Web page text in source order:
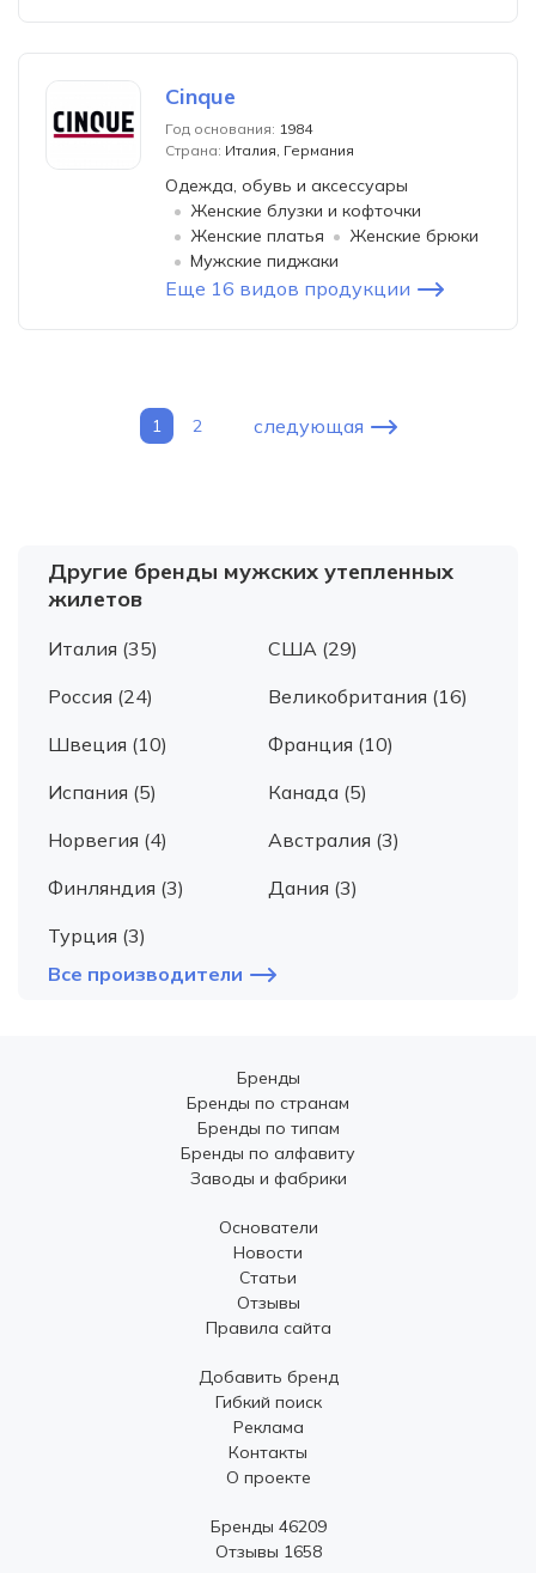
Cinque
Год основания: 1984
Страна: Италия, Германия
Одежда, обувь и аксессуары
Женские блузки и кофточки
Женские платья
Женские брюки
Мужские пиджаки
Еще 16 видов продукции
1 2 следующая
Другие бренды мужских утепленных
жилетов
Италия (35)
США (29)
Россия (24)
Великобритания (16)
Швеция (10)
Франция (10)
Испания (5)
Канада (5)
Норвегия (4)
Австралия (3)
Финляндия (3)
Дания (3)
Турция (3)
Все производители
Бренды
Бренды по странам
Бренды по типам
Бренды по алфавиту
Заводы и фабрики
Основатели
Новости
Статьи
Отзывы
Правила сайта
Добавить бренд
Гибкий поиск
Реклама
Контакты
О проекте
Бренды 46209
Отзывы 1658